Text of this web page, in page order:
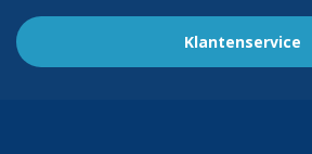
Klantenservice